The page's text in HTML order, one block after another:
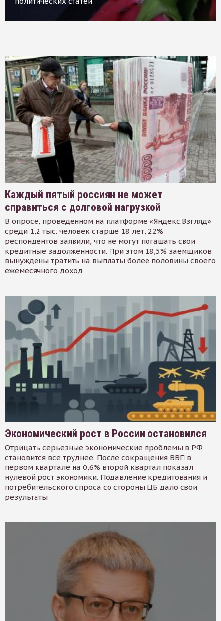
Каждый пятый россиян не может
справиться с долговой нагрузкой
В опросе, проведенном на платформе «Яндекс.Взгляд»
среди 1,2 тыс. человек старше 18 лет, 22%
респондентов заявили, что не могут погашать свои
кредитные задолженности. При этом 18,5% заемщиков
вынуждены тратить на выплаты более половины своего
ежемесячного доход
Экономический рост в России остановился
Отрицать серьезные экономические проблемы в РФ
становится все труднее. После сокращения ВВП в
первом квартале на 0,6% второй квартал показал
нулевой рост экономики. Подавление кредитования и
потребительского спроса со стороны ЦБ дало свои
результаты